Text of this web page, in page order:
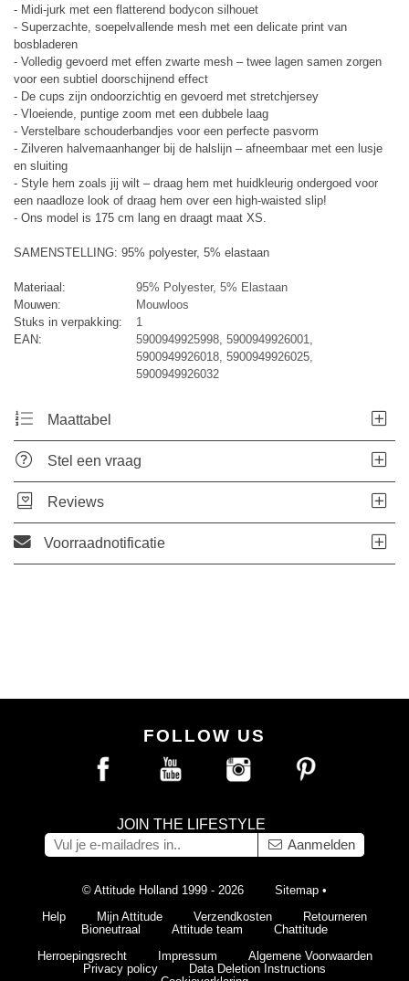
- Midi-jurk met een flatterend bodycon silhouet
- Superzachte, soepelvallende mesh met een delicate print van
bosbladeren
- Volledig gevoerd met effen zwarte mesh – twee lagen samen zorgen
voor een subtiel doorschijnend effect
- De cups zijn ondoorzichtig en gevoerd met stretchjersey
- Vloeiende, puntige zoom met een dubbele laag
- Verstelbare schouderbandjes voor een perfecte pasvorm
- Zilveren halvemaanhanger bij de halslijn – afneembaar met een lusje
en sluiting
- Style hem zoals jij wilt – draag hem met huidkleurig ondergoed voor
een naadloze look of draag hem over een high-waisted slip!
- Ons model is 175 cm lang en draagt ​​maat XS.
SAMENSTELLING: 95% polyester, 5% elastaan
Materiaal:
95% Polyester, 5% Elastaan
Mouwen:
Mouwloos
Stuks in verpakking:
1
EAN:
5900949925998, 5900949926001,
5900949926018, 5900949926025,
5900949926032
Maattabel
Stel een vraag
Reviews
Voorraadnotificatie
FOLLOW US
JOIN THE LIFESTYLE
Aanmelden
© Attitude Holland 1999 - 2026 Sitemap •
Help
Mijn Attitude Verzendkosten
Retourneren
Bioneutraal
Attitude team
Chattitude
Herroepingsrecht
Impressum
Algemene Voorwaarden
Privacy policy
Data Deletion Instructions